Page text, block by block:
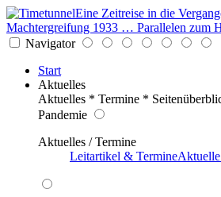
Eine Zeitreise in die
Machtergreifung 1933 … Parallelen zum
Navigator
Start
Aktuelles
Aktuelles * Termine *
Pandemie
Aktuelles / Termine
Leitartikel & Termine